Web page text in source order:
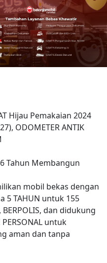
Hijau Pemakaian 2024
ODOMETER ANTIK
Tahun Membangun
mobil bekas dengan
5 TAHUN untuk 155
BERPOLIS, dan didukung
PERSONAL untuk
aman dan tanpa